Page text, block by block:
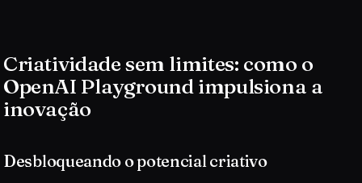
Criatividade sem limites: como o
OpenAI Playground impulsiona a
inovação
Desbloqueando o potencial criativo